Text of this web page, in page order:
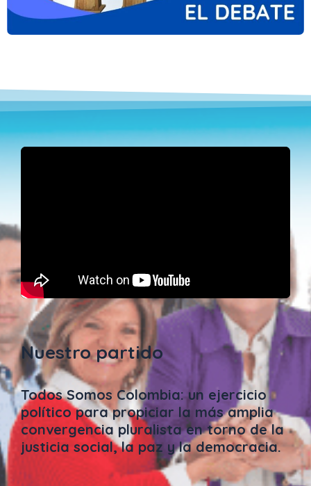
Nuestro partido
Todos Somos Colombia: un ejercicio
político para propiciar la más amplia
convergencia pluralista en torno de la
justicia social, la paz y la democracia.